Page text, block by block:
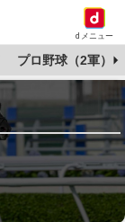
dメニュー
プロ野球（2軍）